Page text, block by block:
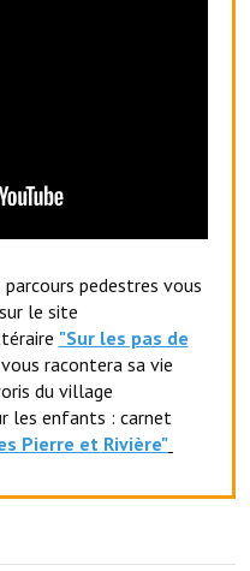
parcours pedestres vous
le site
"Sur les pas de
racontera sa vie
du village
les enfants : carnet
Pierre et Rivière"